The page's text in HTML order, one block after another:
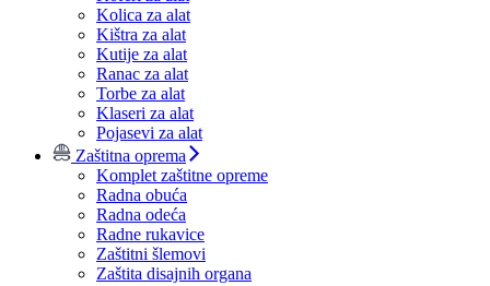
Kolica za alat
Kištra za alat
Kutije za alat
Ranac za alat
Torbe za alat
Klaseri za alat
Pojasevi za alat
Zaštitna oprema
Komplet zaštitne opreme
Radna obuća
Radna odeća
Radne rukavice
Zaštitni šlemovi
Zaštita disajnih organa